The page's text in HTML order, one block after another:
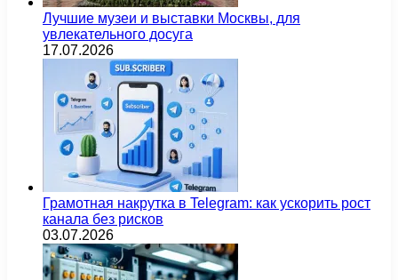
Лучшие музеи и выставки Москвы, для
увлекательного досуга
17.07.2026
Грамотная накрутка в Telegram: как ускорить рост
канала без рисков
03.07.2026